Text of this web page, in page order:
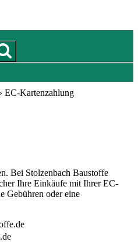
EC-Kartenzahlung
Bei Stolzenbach Baustoffe
Ihre Einkäufe mit Ihrer EC-
Gebühren oder eine